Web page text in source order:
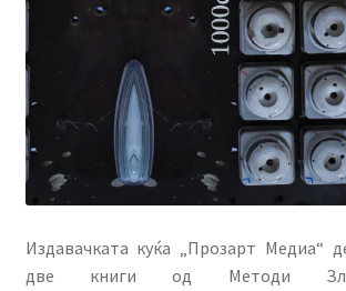
Издавачката куќа „Прозарт Медиа“
две книги од Методи